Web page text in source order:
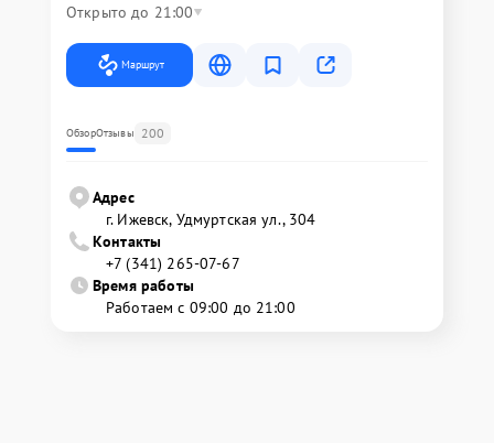
Открыто до 21:00
Маршрут
ОбзорОтзывы 200
Адрес
г. Ижевск, Удмуртская ул., 304
Контакты
+7 (341) 265-07-67
Время работы
Работаем с 09:00 до 21:00